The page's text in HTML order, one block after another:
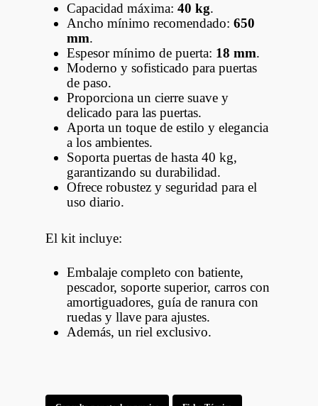
Capacidad máxima: 40 kg.
Ancho mínimo recomendado: 650
mm.
Espesor mínimo de puerta: 18 mm.
Moderno y sofisticado para puertas
de paso.
Proporciona un cierre suave y
delicado para las puertas.
Aporta un toque de estilo y elegancia
a los ambientes.
Soporta puertas de hasta 40 kg,
garantizando su durabilidad.
Ofrece robustez y seguridad para el
uso diario.
El kit incluye:
Embalaje completo con batiente,
pescador, soporte superior, carros con
amortiguadores, guía de ranura con
ruedas y llave para ajustes.
Además, un riel exclusivo.